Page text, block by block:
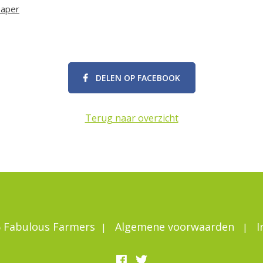
DELEN OP FACEBOOK
Terug naar overzicht
Fabulous Farmers Algemene voorwaarden